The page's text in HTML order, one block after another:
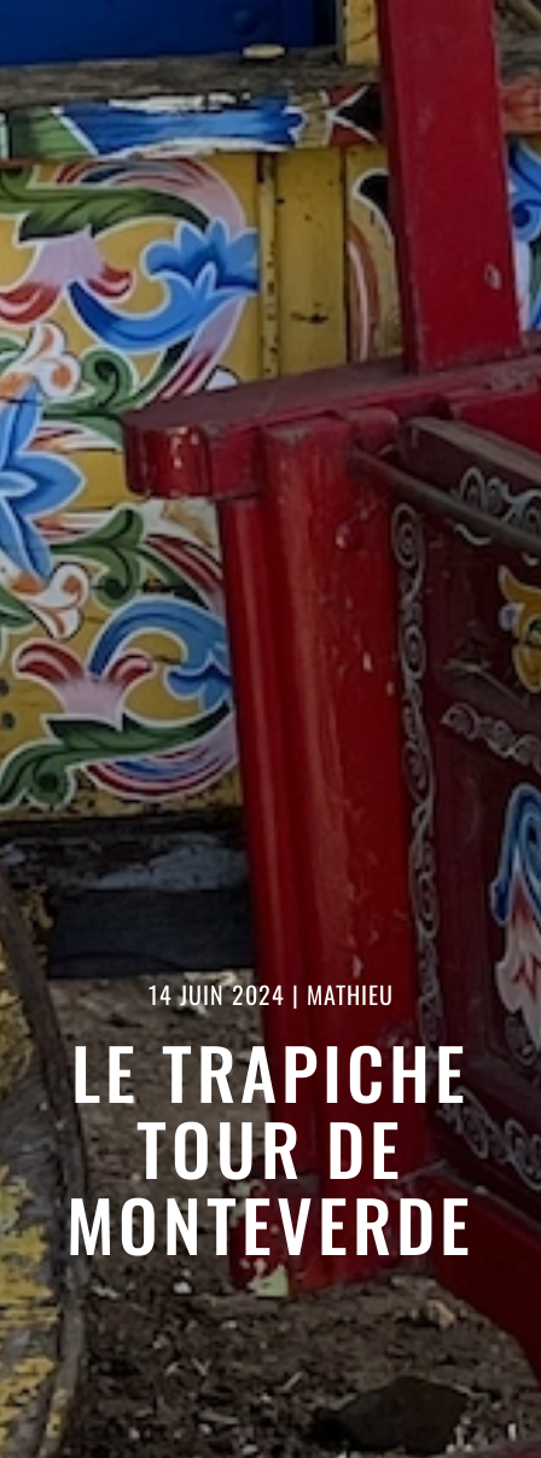
14 JUIN 2024 | MATHIEU
LE TRAPICHE
TOUR DE
MONTEVERDE